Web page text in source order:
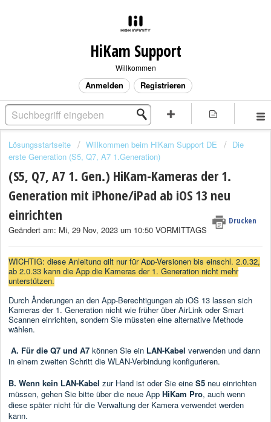
HiKam Support
Willkommen
Anmelden Registrieren
Lösungsstartseite Willkommen beim HiKam Support DE
Die
erste Generation (S5, Q7, A7 1.Generation)
(S5, Q7, A7 1. Gen.) HiKam-Kameras der 1.
Generation mit iPhone/iPad ab iOS 13 neu
einrichten
Drucken
Geändert am: Mi, 29 Nov, 2023 um 10:50 VORMITTAGS
WICHTIG: diese Anleitung gilt nur für App-Versionen bis einschl. 2.0.32,
ab 2.0.33 kann die App die Kameras der 1. Generation nicht mehr
unterstützen.
Durch Änderungen an den App-Berechtigungen ab iOS 13 lassen sich
Kameras der 1. Generation nicht wie früher über AirLink oder Smart
Scannen einrichten, sondern Sie müssten eine alternative Methode
wählen.
A. Für die Q7 und A7 können Sie ein LAN-Kabel verwenden und dann
in einem zweiten Schritt die WLAN-Verbindung konfigurieren.
B. Wenn kein LAN-Kabel zur Hand ist oder Sie eine S5 neu einrichten
müssen, gehen Sie bitte über die neue App HiKam Pro, auch wenn
diese später nicht für die Verwaltung der Kamera verwendet werden
kann.